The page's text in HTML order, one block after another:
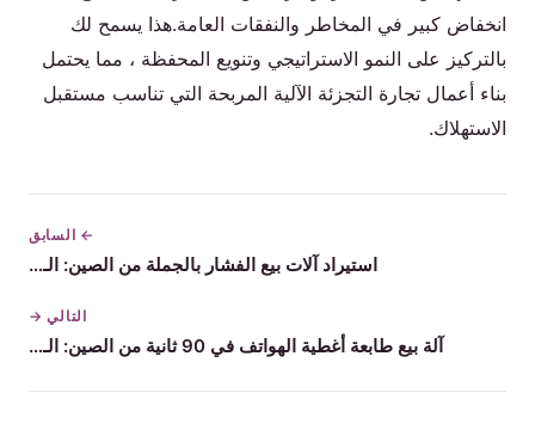
انخفاض كبير في المخاطر والنفقات العامة.هذا يسمح لك
بالتركيز على النمو الاستراتيجي وتنويع المحفظة ، مما يحتمل
بناء أعمال تجارة التجزئة الآلية المربحة التي تناسب مستقبل
الاستهلاك.
← السابق
استيراد آلات بيع الفشار بالجملة من الصين: الـ…
التالي →
آلة بيع طابعة أغطية الهواتف في 90 ثانية من الصين: الـ…